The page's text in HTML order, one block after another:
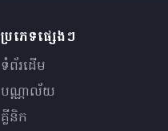
ប្រភេទផ្សេងៗ
ទំព័រដើម
បណ្ណាល័យ
គ្លីនិក